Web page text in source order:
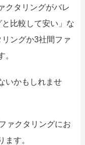
クタリングがバレ
比較して安い」な
ングか3社間ファ
いかもしれませ
ァクタリングにお
す。